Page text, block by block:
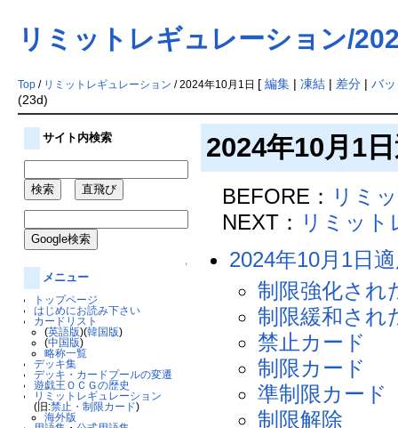
リミットレギュレーション/
Top/ リミットレギュレーション / 2024年10月1日 [ 編集| 凍結| 差分| バ
(23d)
サイト内検索
↑
メニュー
トップページ
はじめにお読み下さい
カードリスト
(英語版)(韓国版)
(中国版)
略称一覧
デッキ集
デッキ・カードプールの変遷
遊戯王ＯＣＧの歴史
リミットレギュレーション
(旧:禁止・制限カード)
海外版
2024年10月1
BEFORE： リミ
NEXT： リミット
2024年10月1日
制限強化され
制限緩和され
禁止カード
制限カード
準制限カード
制限解除